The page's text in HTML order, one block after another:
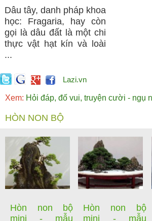
Dâu tây, danh pháp khoa
học: Fragaria, hay còn
gọi là dâu đất là một chi
thực vật hạt kín và loài
...
Lazi.vn
Xem: Hỏi đáp, đố vui, truyện cười - ngụ
HÒN NON BỘ
Hòn non bộ
mini - mẫu
Hòn non bộ
mini - mẫu